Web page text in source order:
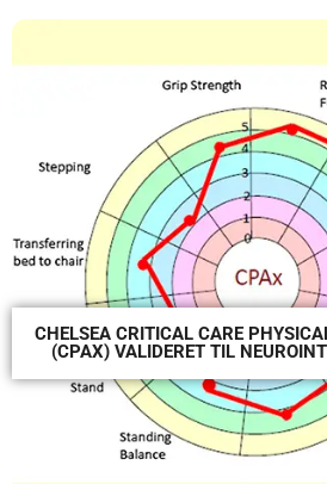
CHELSEA CRITICAL CARE
(CPAX) VALIDERET TIL